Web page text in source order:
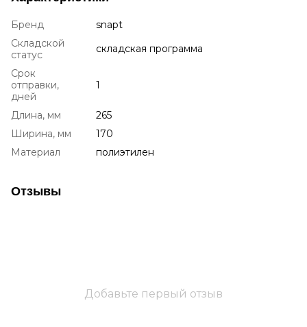
Бренд
snapt
Складской
статус
складская программа
Срок
отправки,
дней
1
Длина, мм
265
Ширина, мм
170
Материал
полиэтилен
Отзывы
Добавьте первый отзыв